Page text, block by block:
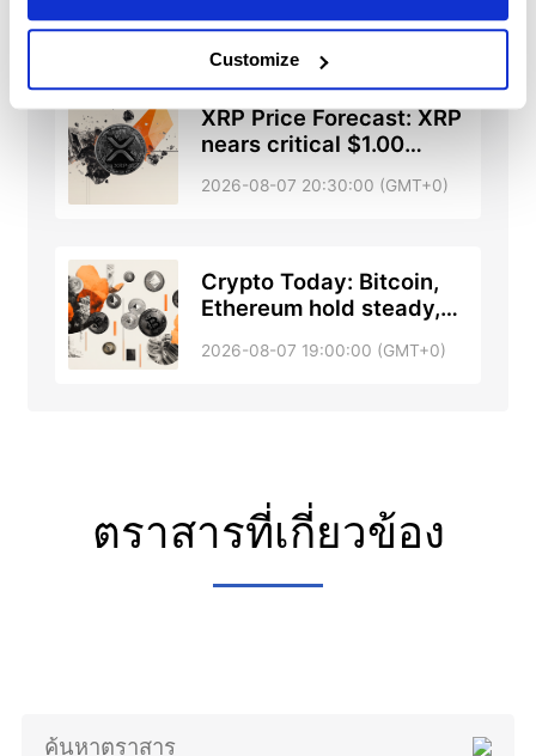
Customize
stabilize after sell-off
2026-08-07 21:43:57 (GMT+0)
XRP Price Forecast: XRP
nears critical $1.00
2026-08-07 20:30:00 (GMT+0)
Crypto Today: Bitcoin,
Ethereum hold steady,
amid easing geopolitical
2026-08-07 19:00:00 (GMT+0)
ตราสารที่เกี่ยวข้อง